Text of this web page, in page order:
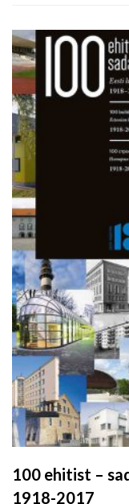
100 ehitist –
1918-2017